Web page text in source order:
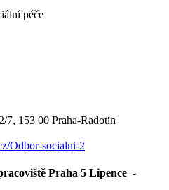
péče
7, 153 00 Praha-Radotín
Odbor-socialni-2
Praha 5 Lipence -